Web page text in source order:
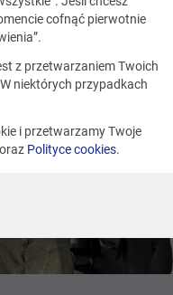
cofnąć pierwotnie
z przetwarzaniem Twoich
niektórych przypadkach
i przetwarzamy Twoje
oraz Polityce cookies.